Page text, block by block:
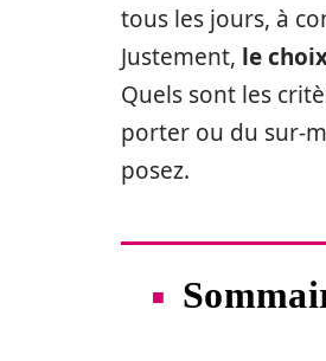
tous les jours, à
Justement, le
Quels sont les
porter ou du sur-
posez.